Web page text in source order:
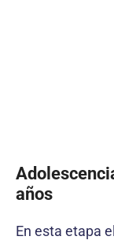
años
En esta etapa